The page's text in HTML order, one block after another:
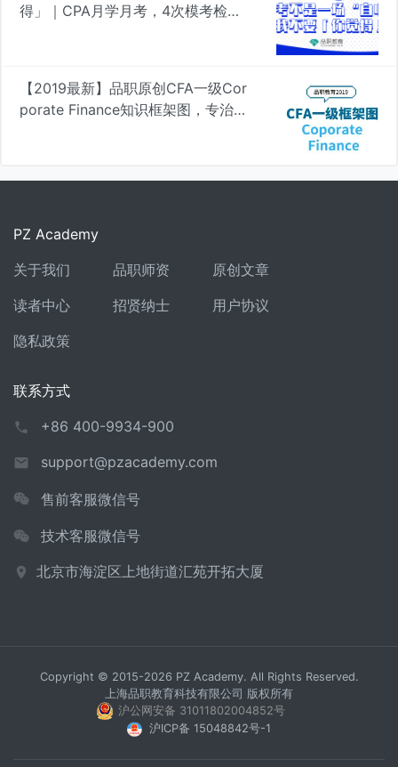
得」｜CPA月学月考，4次模考检验
【2019最新】品职原创CFA一级Cor
porate Finance知识框架图，专治遗
PZ Academy
关于我们
品职师资
原创文章
读者中心
招贤纳士
用户协议
隐私政策
联系方式
+86 400-9934-900
support@pzacademy.com
售前客服微信号
技术客服微信号
北京市海淀区上地街道汇苑开拓大厦
沪公网安备 31011802004852号
沪ICP备 15048842号-1
Copyright © 2015-2026 PZ Academy. All Rights Reserved.
上海品职教育科技有限公司 版权所有